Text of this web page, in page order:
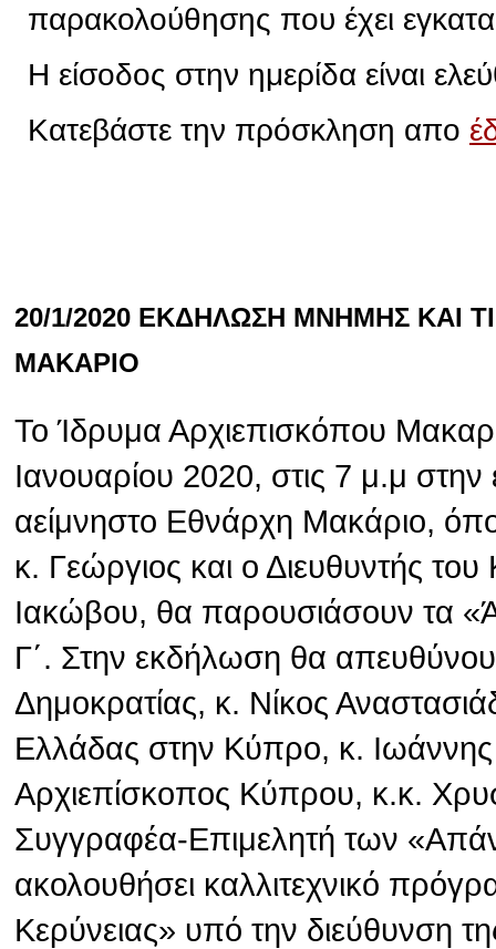
παρακολούθησης που έχει
Η είσοδος στην ημερίδα είναι
Κατεβάστε την πρόσκληση απο
20/1/2020 ΕΚΔΗΛΩΣΗ ΜΝΗΜΗΣ ΚΑΙ
ΜΑΚΑΡΙΟ
Το Ίδρυμα Αρχιεπισκόπου
Ιανουαρίου 2020, στις 7 μ.μ
αείμνηστο Εθνάρχη Μακάριο,
κ. Γεώργιος και ο Διευθυντής
Ιακώβου, θα παρουσιάσουν τα
Γ΄. Στην εκδήλωση θα
Δημοκρατίας, κ. Νίκος
Ελλάδας στην Κύπρο, κ.
Αρχιεπίσκοπος Κύπρου, κ.κ.
Συγγραφέα-Επιμελητή των
ακολουθήσει καλλιτεχνικό
Κερύνειας» υπό την διεύθυνση